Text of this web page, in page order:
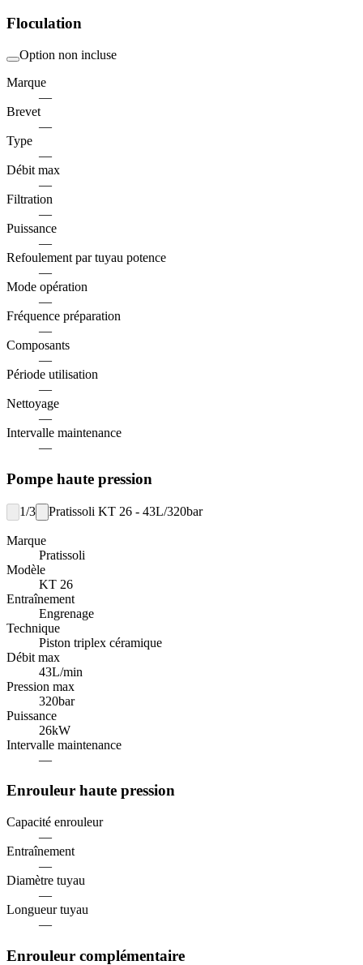
Floculation
Option non incluse
Marque
—
Brevet
—
Type
—
Débit max
—
Filtration
—
Puissance
—
Refoulement par tuyau potence
—
Mode opération
—
Fréquence préparation
—
Composants
—
Période utilisation
—
Nettoyage
—
Intervalle maintenance
—
Pompe haute pression
1/3 Pratissoli KT 26 - 43L/320bar
Marque
Pratissoli
Modèle
KT 26
Entraînement
Engrenage
Technique
Piston triplex céramique
Débit max
43L/min
Pression max
320bar
Puissance
26kW
Intervalle maintenance
—
Enrouleur haute pression
Capacité enrouleur
—
Entraînement
—
Diamètre tuyau
—
Longueur tuyau
—
Enrouleur complémentaire